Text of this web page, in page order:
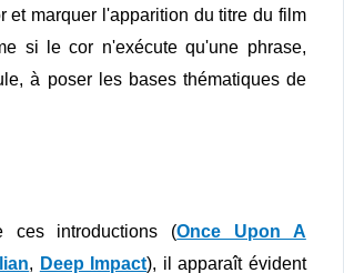
et marquer l'apparition du titre du film
si le cor n'exécute qu'une phrase,
à poser les bases thématiques de
ces introductions (Once Upon A
, Deep Impact), il apparaît évident